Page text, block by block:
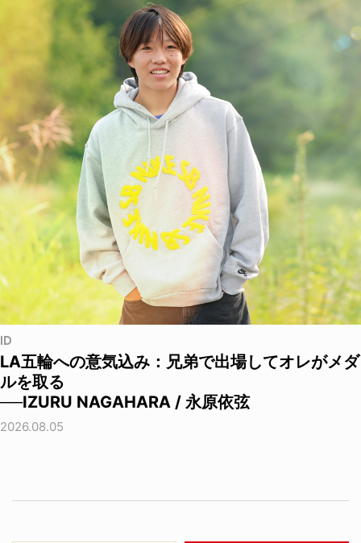
ID
LA五輪への意気込み：兄弟で出場してオレがメダ
ルを取る
──IZURU NAGAHARA / 永原依弦
2026.08.05